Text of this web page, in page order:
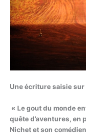
Une écriture saisie sur
« Le gout du monde
quête d’aventures, en
Nichet et son